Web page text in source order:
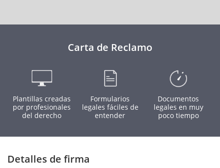
Carta de Reclamo
Plantillas creadas
por profesionales
del derecho
Formularios
legales fáciles de
entender
Documentos
legales en muy
poco tiempo
Detalles de firma